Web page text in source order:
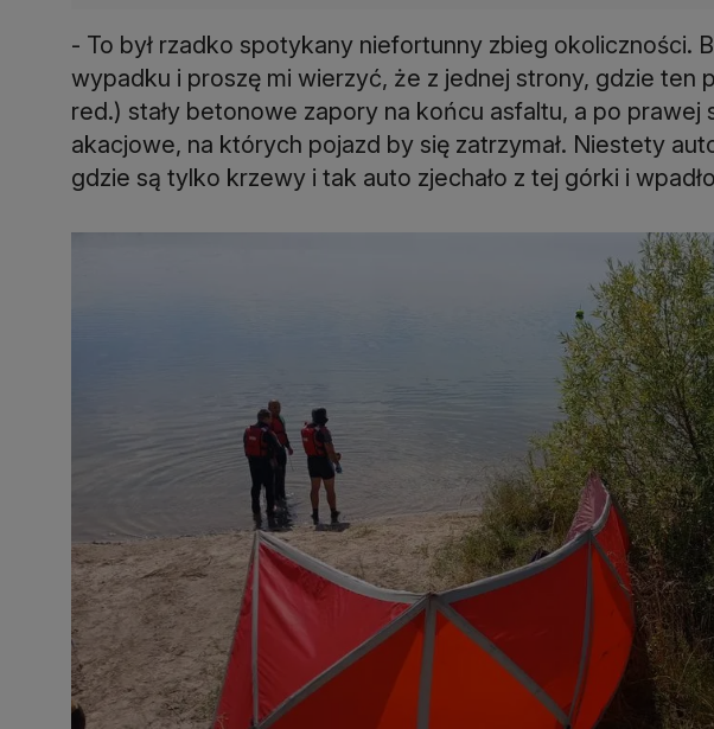
- To był rzadko spotykany niefortunny zbieg okoliczności.
wypadku i proszę mi wierzyć, że z jednej strony, gdzie ten
red.) stały betonowe zapory na końcu asfaltu, a po prawej
akacjowe, na których pojazd by się zatrzymał. Niestety
gdzie są tylko krzewy i tak auto zjechało z tej górki i